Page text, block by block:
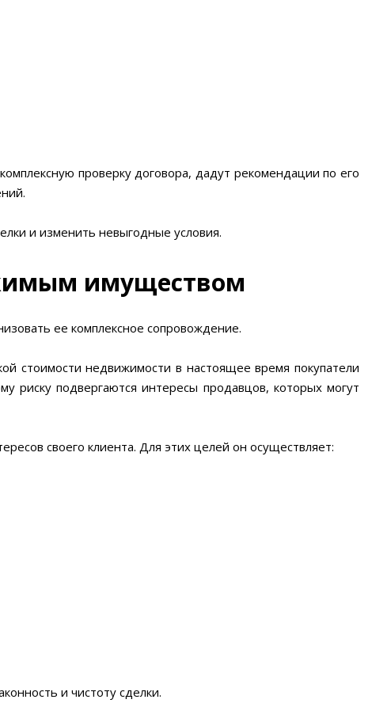
проверку договора, дадут рекомендации по его
и изменить невыгодные условия.
имуществом
ее комплексное сопровождение.
стоимости недвижимости в настоящее время покупатели
риску подвергаются интересы продавцов, которых могут
своего клиента. Для этих целей он осуществляет:
и чистоту сделки.